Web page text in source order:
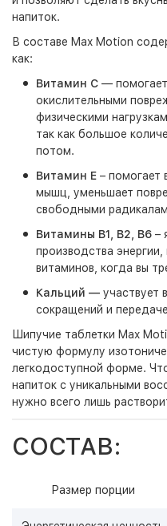
напиток.
В составе Max Motion
как:
Витамин С —
окислительными
физическими
так как большое
потом.
Витамин Е – помогает
мышц, уменьшает
свободными
Витамины B1, B2, B6 –
производства
витаминов, когда вы
Кальций — участвует
сокращений и
Шипучие таблетки Max
чистую формулу
легкодоступной форме.
напиток с уникальными
нужно всего лишь
СОСТАВ:
Размер порции